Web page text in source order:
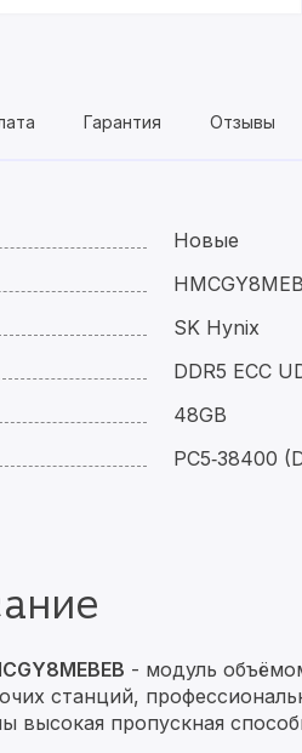
Гарантия Отзывы
Новые
SK Hynix
DDR5 ECC
48GB
PC5‑38400
- модуль
станций,
пропускная